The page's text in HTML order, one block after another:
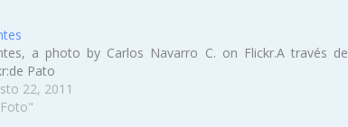
a photo by Carlos Navarro C. on Flickr.A través de
Pato
22, 2011